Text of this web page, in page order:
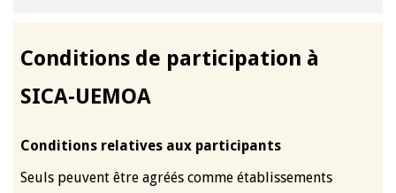
Conditions de participation à
SICA-UEMOA
Conditions relatives aux participants
Seuls peuvent être agréés comme établissements